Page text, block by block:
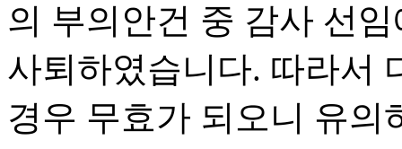
의 부의안건 중 감사 선
사퇴하였습니다. 따라서
경우 무효가 되오니 유의